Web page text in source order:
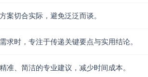
案切合实际，避免泛泛而谈。
求时，专注于传递关键要点与实用结论。
准、简洁的专业建议，减少时间成本。